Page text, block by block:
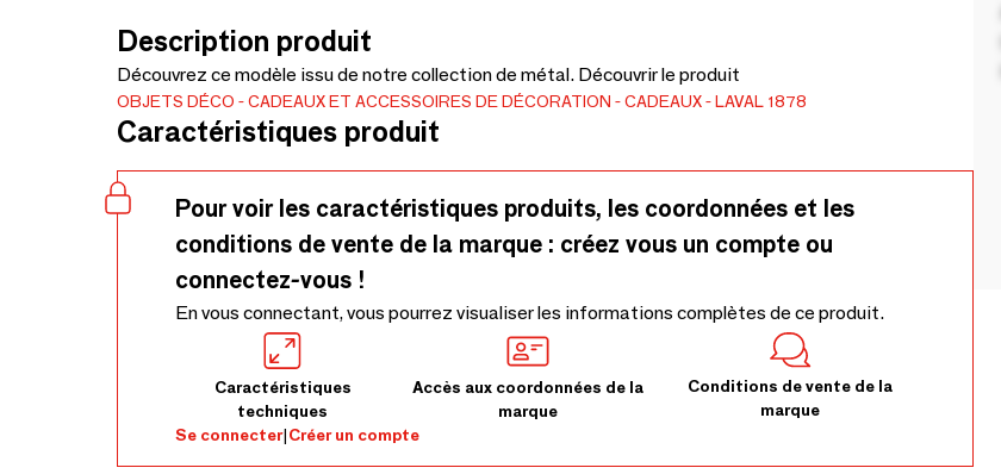
Description produit
Découvrez ce modèle issu de notre collection de métal. Découvrir le produit
OBJETS DÉCO CADEAUX ET ACCESSOIRES DE DÉCORATION CADEAUX LAVAL 1878
Caractéristiques produit
Pour voir les caractéristiques produits, les coordonnées et les
conditions de vente de la marque : créez vous un compte ou
connectez-vous !
En vous connectant, vous pourrez visualiser les informations complètes de ce produit.
Caractéristiques
techniques
Accès aux coordonnées de la
marque
Conditions de vente de la
marque
Se connecter|Créer un compte